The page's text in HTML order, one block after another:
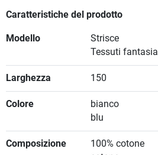
Caratteristiche del prodotto
Modello
Strisce
Tessuti fantasia
Larghezza 150
Colore
bianco
blu
Composizione
100% cotone